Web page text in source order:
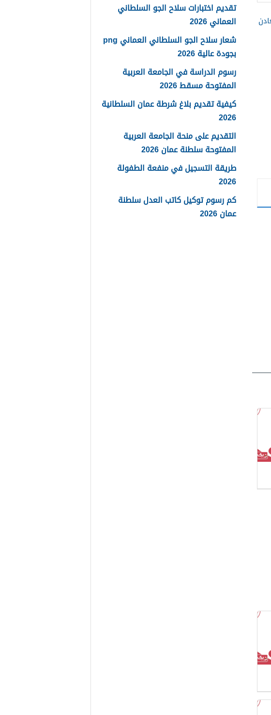
تقديم اختبارات سلاح الجو السلطاني
العماني 2026
شعار سلاح الجو السلطاني العماني png
بجودة عالية 2026
رسوم الدراسة في الجامعة العربية
المفتوحة مسقط 2026
كيفية تقديم بلاغ شرطة عمان السلطانية
2026
التقديم على منحة الجامعة العربية
المفتوحة سلطنة عمان 2026
طريقة التسجيل في منفعة الطفولة
2026
كم رسوم توكيل كاتب العدل سلطنة
عمان 2026